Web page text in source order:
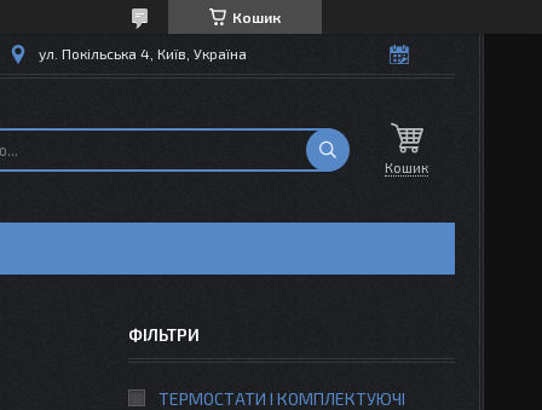
Кошик
ул. Покільська 4, Київ, Україна
Кошик
ФІЛЬТРИ
ТЕРМОСТАТИ І КОМПЛЕКТУЮЧІ